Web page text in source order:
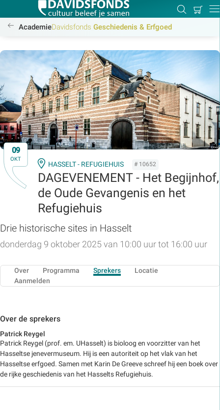
Zoeken
Mijn
/academie/geschiedenis-erfgoed/geschiedenis-erfgoed
AcademieDavidsfonds Geschiedenis & Erfgoed
09
OKT
HASSELT - REFUGIEHUIS # 10652
DAGEVENEMENT - Het Begijnhof,
de Oude Gevangenis en het
Refugiehuis
Drie historische sites in Hasselt
donderdag 9 oktober 2025 van 10:00 uur tot 16:00 uur
Over Programma Sprekers
Locatie
Aanmelden
Over de sprekers
Patrick Reygel
Patrick Reygel (prof. em. UHasselt) is bioloog en voorzitter van het
Hasseltse jenevermuseum. Hij is een autoriteit op het vlak van het
Hasseltse erfgoed. Samen met Karin De Greeve schreef hij een boek over
de rijke geschiedenis van het Hasselts Refugiehuis.
Zoeken